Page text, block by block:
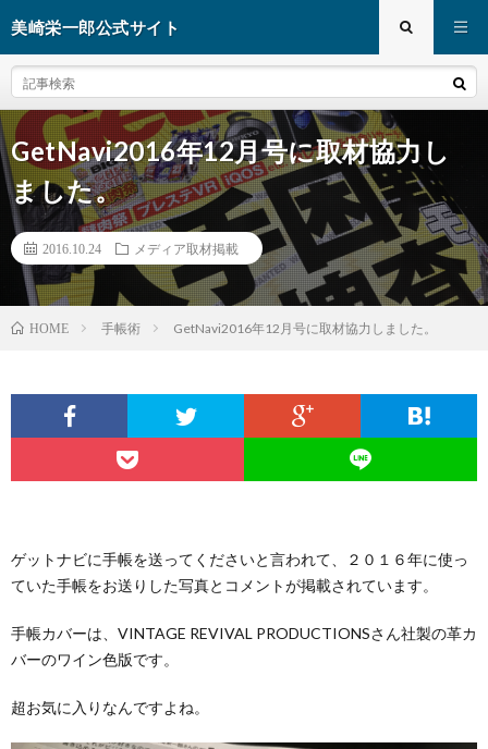
美崎栄一郎公式サイト
GetNavi2016年12月号に取材協力し
ました。
2016.10.24 メディア取材掲載
HOME 手帳術 GetNavi2016年12月号に取材協力しました。
ゲットナビに手帳を送ってくださいと言われて、２０１６年に使っ
ていた手帳をお送りした写真とコメントが掲載されています。
手帳カバーは、VINTAGE REVIVAL PRODUCTIONSさん社製の革カ
バーのワイン色版です。
超お気に入りなんですよね。